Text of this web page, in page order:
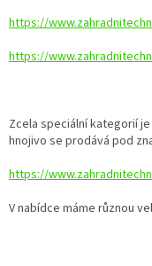
https://
https://
Zcela speciální kategorií
hnojivo se prodává pod
https://
V nabídce máme různou